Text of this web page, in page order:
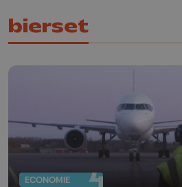
bierset
ECONOMIE